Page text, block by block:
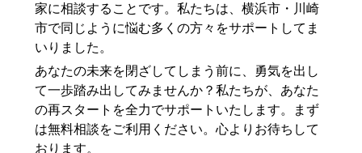
家に相談することです。私たちは、横浜市・川崎
市で同じように悩む多くの方々をサポートしてま
いりました。
あなたの未来を閉ざしてしまう前に、勇気を出し
て一歩踏み出してみませんか？私たちが、あなた
の再スタートを全力でサポートいたします。まず
は無料相談をご利用ください。心よりお待ちして
おります。